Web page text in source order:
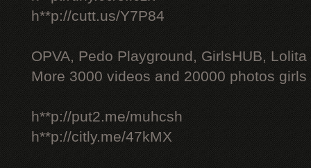
h**p://cutt.us/Y7P84
OPVA, Pedo Playground, GirlsHUB, Lolita
More 3000 videos and 20000 photos
h**p://put2.me/muhcsh
h**p://citly.me/47kMX